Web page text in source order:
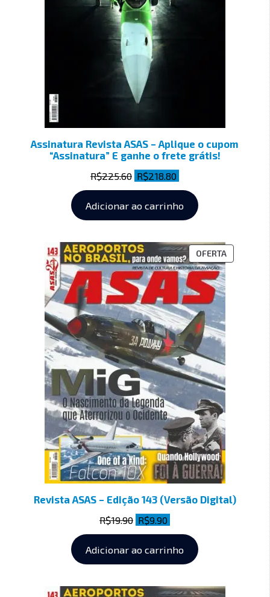
Assinatura Revista ASAS – Aplique o cupom
“Assinatura” E ganhe o frete grátis!
R$225.60 R$218.80
Adicionar ao carrinho
OFERTA
Revista ASAS – Edição 143 (Versão Digital)
R$19.90 R$9.90
Adicionar ao carrinho